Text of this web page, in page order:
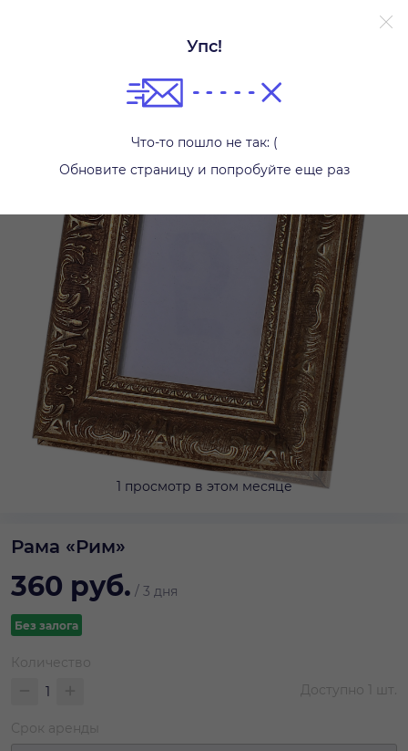
Упс!
Что-то пошло не так: (
Обновите страницу и попробуйте еще раз
1 просмотр в этом месяце
Рама «Рим»
360 руб. / 3 дня
Без залога
Количество
Доступно 1 шт.
Срок аренды